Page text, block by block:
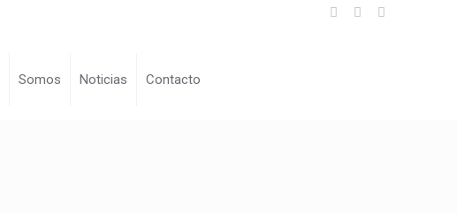
Somos Noticias Contacto